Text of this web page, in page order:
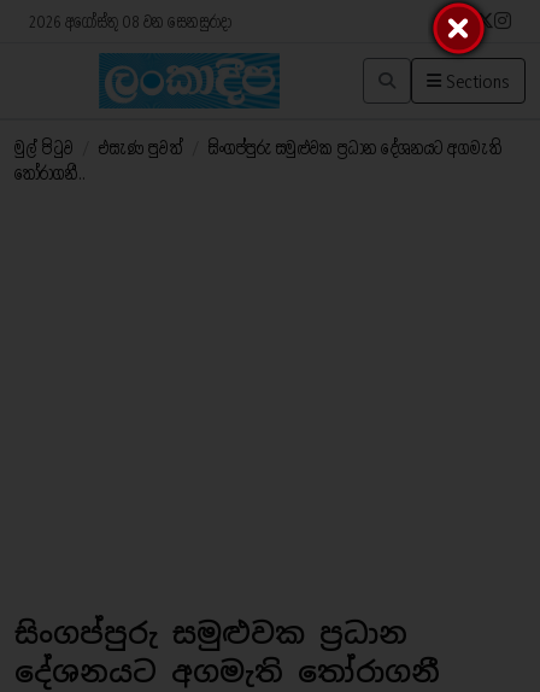
2026 අගෝස්තු 08 වන සෙනසුරාදා
Sections
මුල් පිටුව එසැණ පුවත්
සිංගප්පුරු සමුළුවක ප්‍රධාන දේශනයට අගමැති
තෝරාගනී..
සිංගප්පුරු සමුළුවක ප්‍රධාන
දේශනයට අගමැති තෝරාගනී